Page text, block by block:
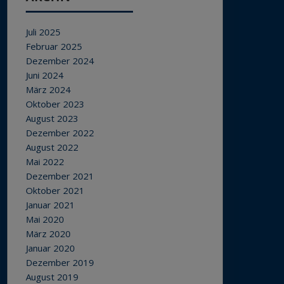
Juli 2025
Februar 2025
Dezember 2024
Juni 2024
März 2024
Oktober 2023
August 2023
Dezember 2022
August 2022
Mai 2022
Dezember 2021
Oktober 2021
Januar 2021
Mai 2020
März 2020
Januar 2020
Dezember 2019
August 2019